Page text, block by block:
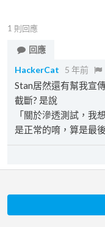
1 則回應
回應
HackerCat
5 年前
Stan居然還有幫我宣
截斷? 是說
「關於滲透測試，我
是正常的唷，算是最